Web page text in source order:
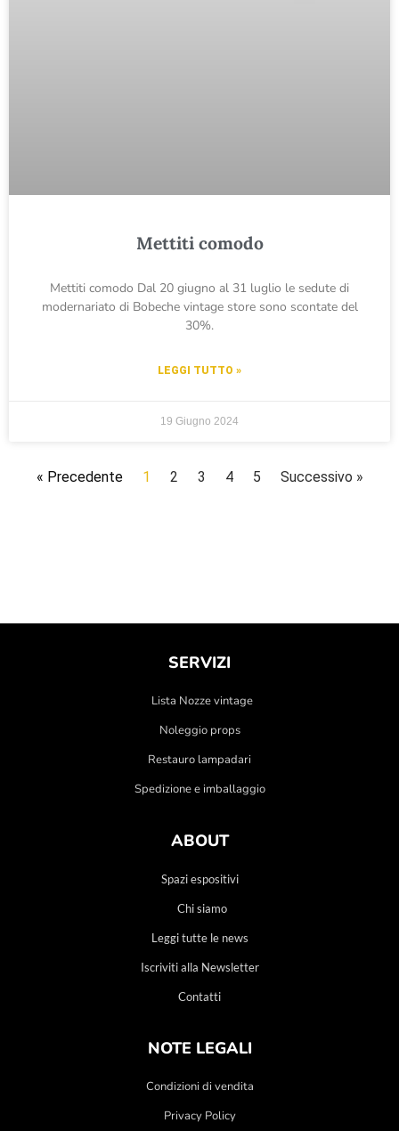
Mettiti comodo
Mettiti comodo Dal 20 giugno al 31 luglio le sedute di
modernariato di Bobeche vintage store sono scontate del
30%.
LEGGI TUTTO »
19 Giugno 2024
« Precedente 1 2 3 4 5 Successivo »
SERVIZI
Lista Nozze vintage
Noleggio props
Restauro lampadari
Spedizione e imballaggio
ABOUT
Spazi espositivi
Chi siamo
Leggi tutte le news
Iscriviti alla Newsletter
Contatti
NOTE LEGALI
Condizioni di vendita
Privacy Policy